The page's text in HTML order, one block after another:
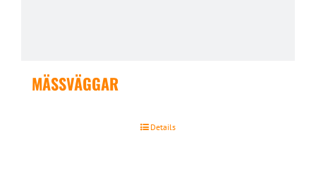
MÄSSVÄGGAR
Details